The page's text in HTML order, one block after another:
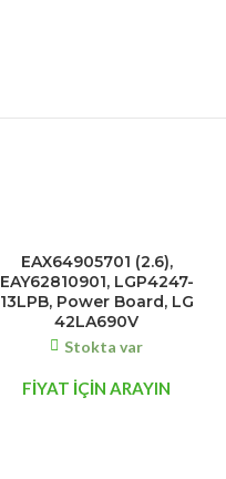
EAX64905701 (2.6),
EAY62810901, LGP4247-
13LPB, Power Board, LG
42LA690V
FİYAT İÇİN ARAYIN
Stokta var